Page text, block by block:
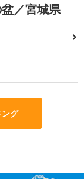
／宮城県
グ